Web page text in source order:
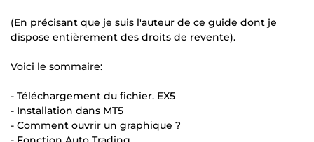
(En précisant que je suis l'auteur de ce guide dont je
dispose entièrement des droits de revente).
Voici le sommaire:
- Téléchargement du fichier. EX5
- Installation dans MT5
- Comment ouvrir un graphique ?